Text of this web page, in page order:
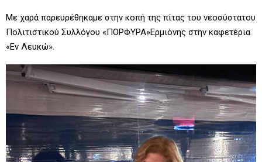
Με χαρά παρευρέθηκαμε στην κοπή της πίτας του νεοσύστατου
Πολιτιστικού Συλλόγου «ΠΟΡΦΥΡΑ»Ερμιόνης στην καφετέρια
«Εν Λευκώ».